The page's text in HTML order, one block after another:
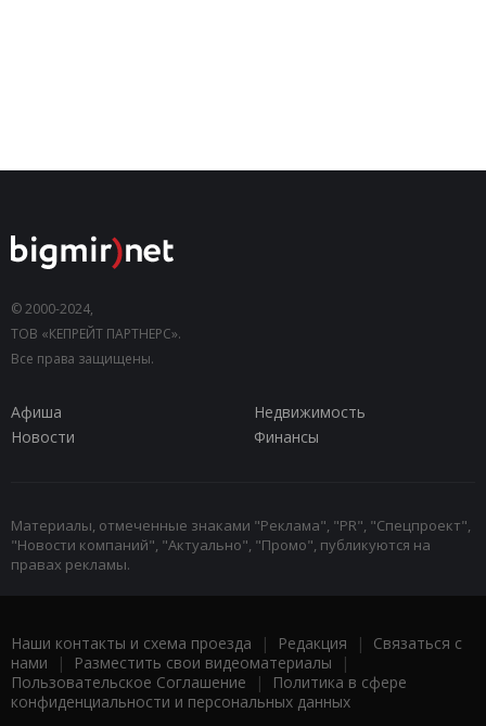
© 2000-2024,
ТОВ «КЕПРЕЙТ ПАРТНЕРС».
Все права защищены.
Афиша
Недвижимость
Новости
Финансы
Материалы, отмеченные знаками "Реклама", "PR", "Спецпроект",
"Новости компаний", "Актуально", "Промо", публикуются на
правах рекламы.
Наши контакты и схема проезда | Редакция | Связаться с
нами | Разместить свои видеоматериалы |
Пользовательское Соглашение |
Политика в сфере
конфиденциальности и персональных данных